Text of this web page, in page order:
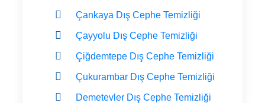
Çankaya Dış Cephe Temizliği
Çayyolu Dış Cephe Temizliği
Çiğdemtepe Dış Cephe Temizliği
Çukurambar Dış Cephe Temizliği
Demetevler Dış Cephe Temizliği